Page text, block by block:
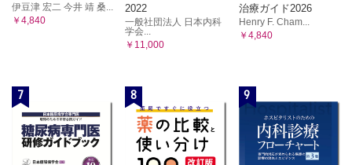
伊豆津 宏二 今井 靖 桑...
￥4,840
2022
一般社団法人 日本内科
学会...
￥11,000
治療ガイド2026
Henry F. Cham...
￥4,840
7 8 9